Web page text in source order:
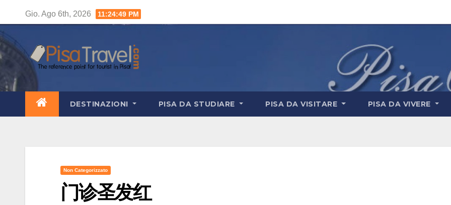
contenuto
Gio. Ago 6th, 2026 11:24:50 PM
DESTINAZIONI PISA DA STUDIARE PISA DA VISITARE PISA DA VIVERE
Non Categorizzato
门诊圣发红